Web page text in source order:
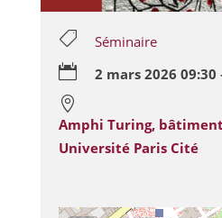

Séminaire

2 mars 2026 09:30

Amphi Turing,
Université Paris Cité